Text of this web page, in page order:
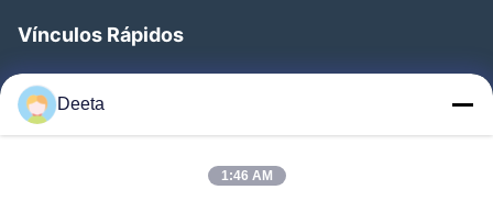
Vínculos Rápidos
Inicio
Productos
Deeta
1:46 AM